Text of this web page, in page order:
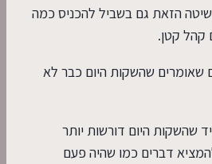
הזאת גם בשביל להכניס כמה
קהל קטן.
שאומרים שהשקות היום כבר לא
שהשקות היום דורשות יותר
דברים כמו שהיה פעם